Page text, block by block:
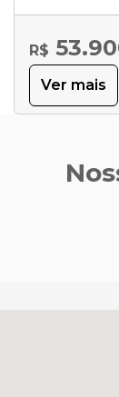
R$
Ver mais